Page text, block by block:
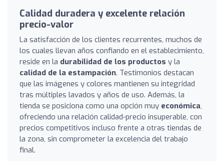
Calidad duradera y excelente relación
precio-valor
La satisfacción de los clientes recurrentes, muchos de
los cuales llevan años confiando en el establecimiento,
reside en la durabilidad de los productos y la
calidad de la estampación. Testimonios destacan
que las imágenes y colores mantienen su integridad
tras múltiples lavados y años de uso. Además, la
tienda se posiciona como una opción muy económica,
ofreciendo una relación calidad-precio insuperable, con
precios competitivos incluso frente a otras tiendas de
la zona, sin comprometer la excelencia del trabajo
final.